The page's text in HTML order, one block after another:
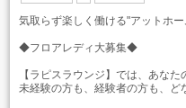
気取らず楽しく働ける"アットホ
◆フロアレディ大募集◆
【ラピスラウンジ】では、あな
未経験の方も、経験者の方も、ど